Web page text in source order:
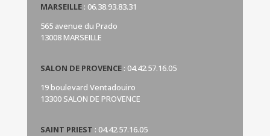
MARSEILLE : 06.38.93.83.31
565 avenue du Prado
13008 MARSEILLE
SALON DE PROVENCE: 04.42.57.16.05
19 boulevard Ventadouiro
13300 SALON DE PROVENCE
SAINT PRIEST : 04.42.57.16.05